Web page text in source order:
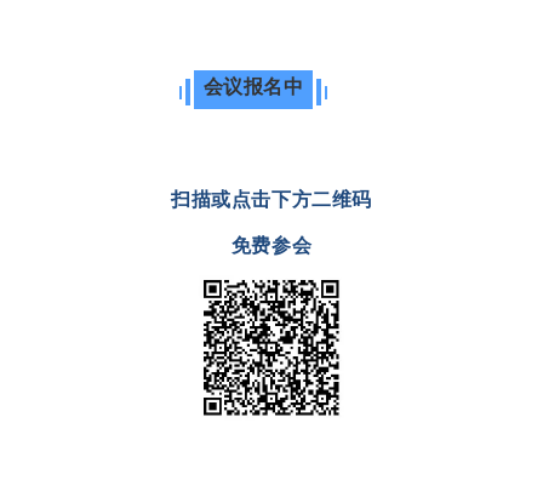
会议报名中
扫描或点击下方二维码
免费参会